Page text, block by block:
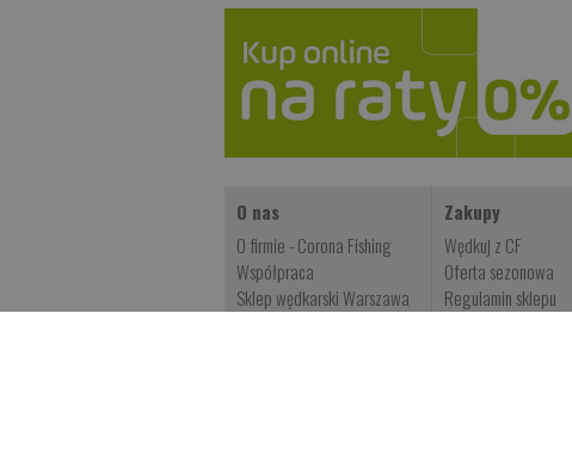
O nas
O firmie - Corona Fishing
Współpraca
Sklep wędkarski Warszawa
Zakupy
Wędkuj z CF
Oferta sezonowa
Regulamin sklepu